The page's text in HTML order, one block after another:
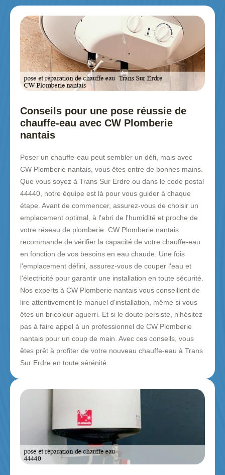
Conseils pour une pose réussie de
chauffe-eau avec CW Plomberie
nantais
Poser un chauffe-eau peut sembler un défi, mais avec
CW Plomberie nantais, vous êtes entre de bonnes mains.
Que vous soyez à Trans Sur Erdre ou dans le code postal
44440, notre équipe est là pour vous guider à chaque
étape. Avant de commencer, assurez-vous de choisir un
emplacement optimal, à l'abri de l'humidité et proche de
votre réseau de plomberie. CW Plomberie nantais
recommande de vérifier la capacité de votre chauffe-eau
en fonction de vos besoins en eau chaude. Une fois
l'emplacement défini, assurez-vous de couper l'eau et
l'électricité pour garantir une installation en toute sécurité.
Nos experts à CW Plomberie nantais vous conseillent de
lire attentivement le manuel d'installation, même si vous
êtes un bricoleur aguerri. Et si le doute persiste, n'hésitez
pas à faire appel à un professionnel de CW Plomberie
nantais pour un coup de main. Avec ces conseils, vous
êtes prêt à profiter de votre nouveau chauffe-eau à Trans
Sur Erdre en toute sérénité.